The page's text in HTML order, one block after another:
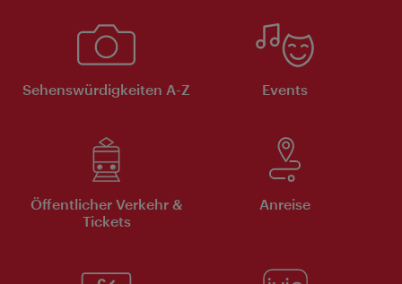
Sehenswürdigkeiten A-Z Events
Öffentlicher Verkehr &
Tickets
Anreise